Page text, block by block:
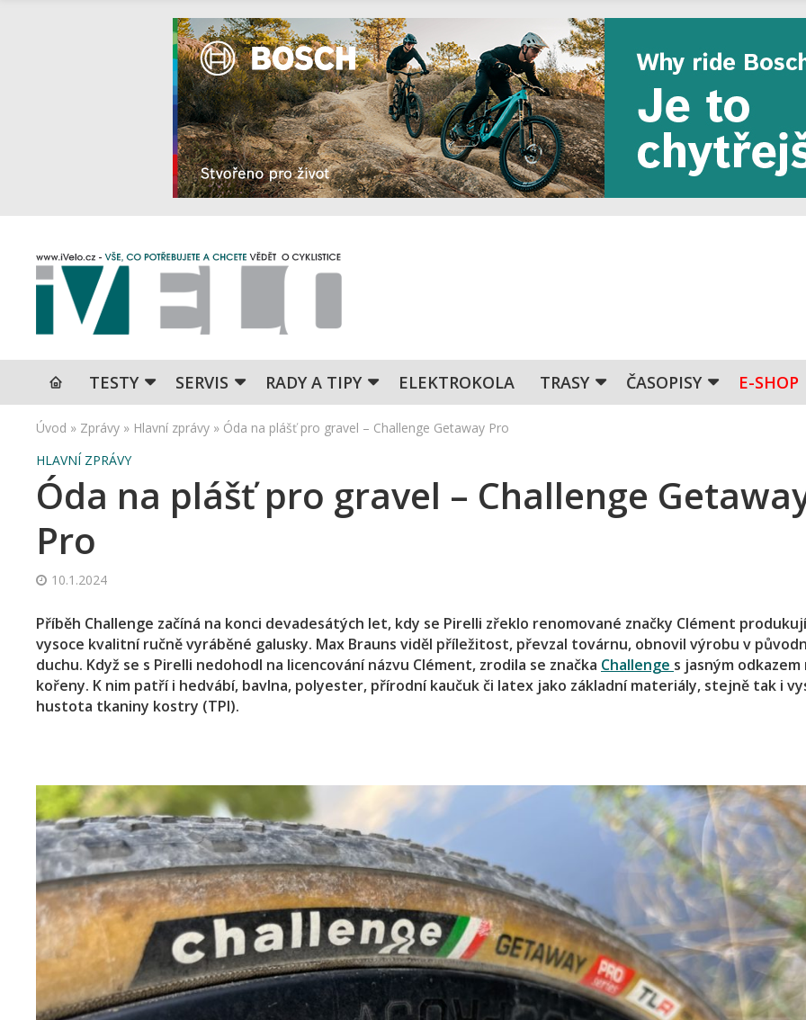
TESTY SERVIS RADY A TIPY ELEKTROKOLA TRASY ČASOPISY E-SHOP
Úvod » Zprávy » Hlavní zprávy » Óda na plášť pro gravel – Challenge Getaway Pro
HLAVNÍ ZPRÁVY
Óda na plášť pro gravel – Challenge
Pro
10.1.2024
Příběh Challenge začíná na konci devadesátých let, kdy se Pirelli zřeklo renomované značky Clément
vysoce kvalitní ručně vyráběné galusky. Max Brauns viděl příležitost, převzal továrnu, obnovil výrobu v
duchu. Když se s Pirelli nedohodl na licencování názvu Clément, zrodila se značka Challenge s jasným odkazem
kořeny. K nim patří i hedvábí, bavlna, polyester, přírodní kaučuk či latex jako základní materiály, stejně tak i
hustota tkaniny kostry (TPI).